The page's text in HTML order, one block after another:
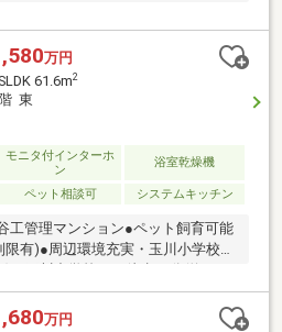
万円
61.6m2
東
モニタ付インターホ
ン
浴室乾燥機
ペット相談可 システムキッチン
工管理マンション●ペット飼育可能
有)●周辺環境充実・玉川小学校ま
ッグ菱江店まで徒歩3分(220m)・セ
阪稲葉1丁目店まで徒歩5分(400m)・
万円